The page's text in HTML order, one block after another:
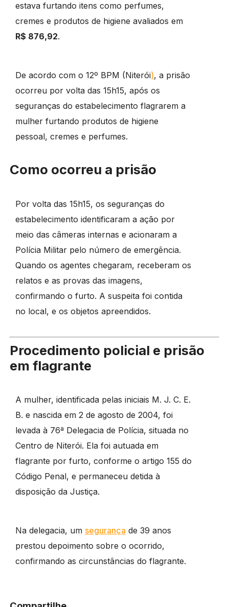
estava furtando itens como perfumes,
cremes e produtos de higiene avaliados em
R$ 876,92.
De acordo com o 12º BPM (Niterói), a prisão
ocorreu por volta das 15h15, após os
seguranças do estabelecimento flagrarem a
mulher furtando produtos de higiene
pessoal, cremes e perfumes.
Como ocorreu a prisão
Por volta das 15h15, os seguranças do
estabelecimento identificaram a ação por
meio das câmeras internas e acionaram a
Polícia Militar pelo número de emergência.
Quando os agentes chegaram, receberam os
relatos e as provas das imagens,
confirmando o furto. A suspeita foi contida
no local, e os objetos apreendidos.
Procedimento policial e prisão
em flagrante
A mulher, identificada pelas iniciais M. J. C. E.
B. e nascida em 2 de agosto de 2004, foi
levada à 76ª Delegacia de Polícia, situada no
Centro de Niterói. Ela foi autuada em
flagrante por furto, conforme o artigo 155 do
Código Penal, e permaneceu detida à
disposição da Justiça.
Na delegacia, um segurança de 39 anos
prestou depoimento sobre o ocorrido,
confirmando as circunstâncias do flagrante.